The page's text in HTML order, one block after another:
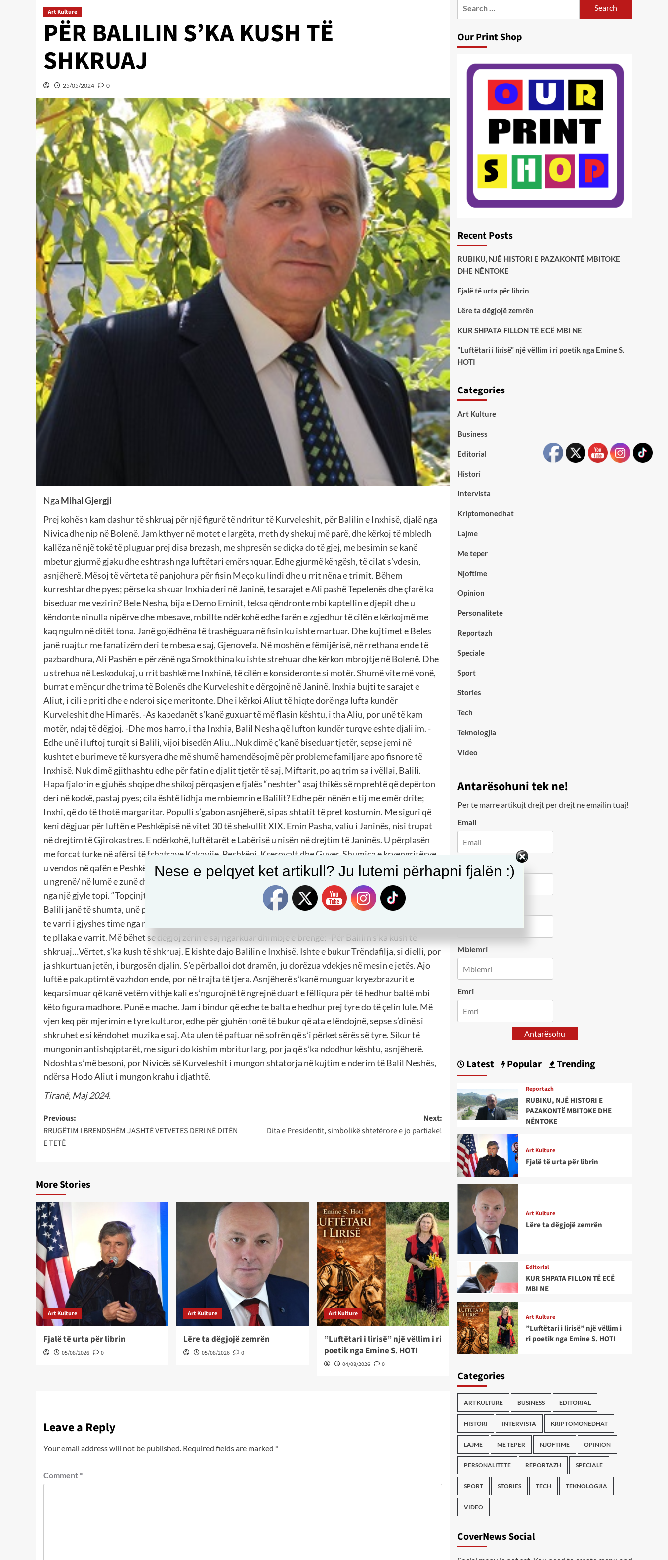
Art Kulture
PËR BALILIN S’KA KUSH TË
SHKRUAJ
25/05/2024 0
Nga Mihal Gjergji
Prej kohësh kam dashur të shkruaj për një figurë të ndritur të Kurveleshit, për Balilin e Inxhisë, djalë nga
Nivica dhe nip në Bolenë. Jam kthyer në motet e largëta, rreth dy shekuj më parë, dhe kërkoj të mbledh
kallëza në një tokë të pluguar prej disa brezash, me shpresën se diçka do të gjej, me besimin se kanë
mbetur gjurmë gjaku dhe eshtrash nga luftëtari emërshquar. Edhe gjurmë këngësh, të cilat s’vdesin,
asnjëherë. Mësoj të vërteta të panjohura për fisin Meço ku lindi dhe u rrit nëna e trimit. Bëhem
kurreshtar dhe pyes; përse ka shkuar Inxhia deri në Janinë, te sarajet e Ali pashë Tepelenës dhe çfarë ka
biseduar me vezirin? Bele Nesha, bija e Demo Eminit, teksa qëndronte mbi kaptellin e djepit dhe u
këndonte ninulla nipërve dhe mbesave, mbillte ndërkohë edhe farën e zgjedhur të cilën e kërkojmë me
kaq ngulm në ditët tona. Janë gojëdhëna të trashëguara në fisin ku ishte martuar. Dhe kujtimet e Beles
janë ruajtur me fanatizëm deri te mbesa e saj, Gjenovefa. Në moshën e fëmijërisë, në rrethana ende të
pazbardhura, Ali Pashën e përzënë nga Smokthina ku ishte strehuar dhe kërkon mbrojtje në Bolenë. Dhe
u strehua në Leskodukaj, u rrit bashkë me Inxhinë, të cilën e konsideronte si motër. Shumë vite më vonë,
burrat e mënçur dhe trima të Bolenës dhe Kurveleshit e dërgojnë në Janinë. Inxhia bujti te sarajet e
Aliut, i cili e priti dhe e nderoi siç e meritonte. Dhe i kërkoi Aliut të hiqte dorë nga lufta kundër
Kurveleshit dhe Himarës. -As kapedanët s’kanë guxuar të më flasin kështu, i tha Aliu, por unë të kam
motër, ndaj të dëgjoj. -Dhe mos harro, i tha Inxhia, Balil Nesha që lufton kundër turqve eshte djali im. -
Edhe unë i luftoj turqit si Balili, vijoi bisedën Aliu…Nuk dimë ç’kanë biseduar tjetër, sepse jemi në
kushtet e burimeve të kursyera dhe më shumë hamendësojmë për probleme familjare apo fisnore të
Inxhisë. Nuk dimë gjithashtu edhe për fatin e djalit tjetër të saj, Miftarit, po aq trim sa i vëllai, Balili.
Hapa fjalorin e gjuhës shqipe dhe shikoj përqasjen e fjalës “neshter” asaj thikës së mprehtë që depërton
deri në kockë, pastaj pyes; cila është lidhja me mbiemrin e Balilit? Edhe për nënën e tij me emër drite;
Inxhi, që do të thotë margaritar. Populli s’gabon asnjëherë, sipas shtatit të pret kostumin. Me siguri që
keni dëgjuar për luftën e Peshkëpisë në vitet 30 të shekullit XIX. Emin Pasha, valiu i Janinës, nisi trupat
në drejtim të Gjirokastres. E ndërkohë, luftëtarët e Labërisë u nisën në drejtim të Janinës. U përplasën
me forcat turke në afërsi të fshatrave Kakavije, Peshkëpi, Kserovalt dhe Guver. Shumica e kryengritësve
u vendos në qafën e Peshkëpisë nën udhëheqjen e Balil Neshës. “Kuç, Kallarat e Bolenë/ gjithë me Balilë
u ngrenë/ në lumë e zunë dyfenë/ mandata derë më derë” Pikërisht te hani i Kserovaltës, Balili goditet
nga një gjyle topi. “Topçinjtë me top ta dhanë/ flaka të mori fustanë”. Betejat në të cilat ka marrë pjesë
Balili janë të shumta, unë përmenda vetëm njërën prej tyre. Kur ndodh të shkoj në vendlindje, ndaloj dhe
te varri i gjyshes time nga nëna, Trëndafiles. Ishte bijë nga Nivica. I vendos një lule dhe qendroj disa çaste
te pllaka e varrit. Më bëhet se dëgjoj zërin e saj ngarkuar dhimbje e brengë: -Për Balilin s’ka kush të
shkruaj…Vërtet, s’ka kush të shkruaj. E kishte dajo Balilin e Inxhisë. Ishte e bukur Trëndafilja, si dielli, por
ja shkurtuan jetën, i burgosën djalin. S’e përballoi dot dramën, ju dorëzua vdekjes në mesin e jetës. Ajo
luftë e pakuptimtë vazhdon ende, por në trajta të tjera. Asnjëherë s’kanë munguar kryezbrazurit e
keqarsimuar që kanë vetëm vithje kali e s’ngurojnë të ngrejnë duart e fëlliqura për të hedhur baltë mbi
këto figura madhore. Punë e madhe. Jam i bindur që edhe te balta e hedhur prej tyre do të çelin lule. Më
vjen keq për mjerimin e tyre kulturor, edhe për gjuhën tonë të bukur që ata e lëndojnë, sepse s’dinë si
shkruhet e si këndohet muzika e saj. Ata ulen të paftuar në sofrën që s’i përket sërës së tyre. Sikur të
mungonin antishqiptarët, me siguri do kishim mbritur larg, por ja që s’ka ndodhur kështu, asnjëherë.
Ndoshta s’më besoni, por Nivicës së Kurveleshit i mungon shtatorja në kujtim e nderim të Balil Neshës,
ndërsa Hodo Aliut i mungon krahu i djathtë.
Tiranë, Maj 2024.
Post
navigation
Previous:
RRUGËTIM I BRENDSHËM JASHTË VETVETES DERI NË DITËN
E TETË
Next:
Dita e Presidentit, simbolikë shtetërore e jo partiake!
More Stories
Art Kulture
Fjalë të urta për librin
05/08/2026 0
Art Kulture
Lëre ta dëgjojë zemrën
05/08/2026 0
Art Kulture
”Luftëtari i lirisë” një vëllim i ri
poetik nga Emine S. HOTI
04/08/2026 0
Leave a Reply
Your email address will not be published. Required fields are marked *
Comment *
Our Print Shop
Recent Posts
RUBIKU, NJË HISTORI E PAZAKONTË MBITOKE
DHE NËNTOKE
Fjalë të urta për librin
Lëre ta dëgjojë zemrën
KUR SHPATA FILLON TË ECË MBI NE
”Luftëtari i lirisë” një vëllim i ri poetik nga Emine S.
HOTI
Categories
Art Kulture
Business
Editorial
Histori
Intervista
Kriptomonedhat
Lajme
Me teper
Njoftime
Opinion
Personalitete
Reportazh
Speciale
Sport
Stories
Tech
Teknologjia
Video
Antarësohuni tek ne!
Per te marre artikujt drejt per drejt ne emailin tuaj!
Email
City
Mbiemri
Emri
Antarësohu
Latest Popular Trending
Reportazh
RUBIKU, NJË HISTORI E
PAZAKONTË MBITOKE DHE
NËNTOKE
Art Kulture
Fjalë të urta për librin
Art Kulture
Lëre ta dëgjojë zemrën
Editorial
KUR SHPATA FILLON TË ECË
MBI NE
Art Kulture
”Luftëtari i lirisë” një vëllim i
ri poetik nga Emine S. HOTI
Categories
ART KULTURE BUSINESS EDITORIAL
HISTORI INTERVISTA KRIPTOMONEDHAT
LAJME ME TEPER NJOFTIME OPINION
PERSONALITETE REPORTAZH SPECIALE
SPORT STORIES TECH TEKNOLOGJIA
VIDEO
CoverNews Social
Nese e pelqyet ket artikull? Ju lutemi përhapni fjalën :)